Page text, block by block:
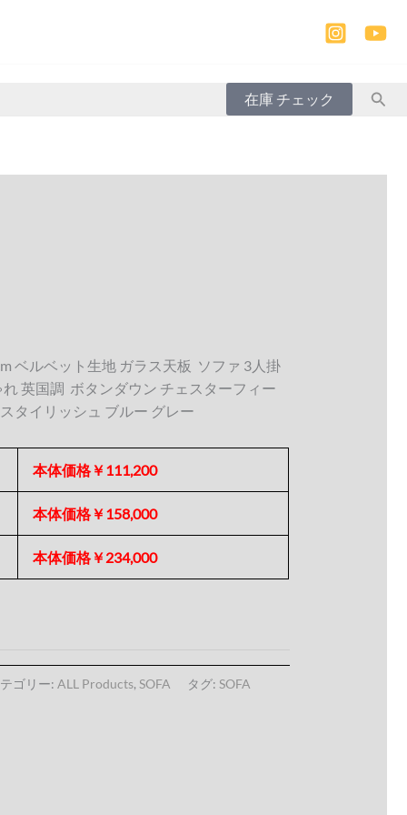
在庫 チェック
検
ベルベット生地 ガラス天板 ソファ 3人掛
英国調 ボタンダウン チェスターフィー
タイリッシュ ブルー グレー
本体価格￥111,200
本体価格￥158,000
本体価格￥234,000
ゴリー:ALL Products,SOFA タグ:SOFA